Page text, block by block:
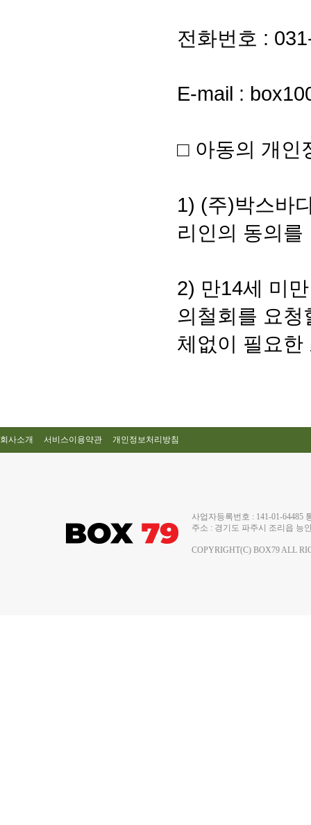
전화번호 :
E-mail :
□ 아동의 개인
1) (주)박스바
리인의 동의를
2) 만14세 미
의철회를 요
체없이 필요한
회사소개 서비스이용약관 개인정보처리방침
사업자등록번호 : 141-01-
주소 : 경기도 파주시 조리읍 능
COPYRIGHT(C) BOX79 ALL